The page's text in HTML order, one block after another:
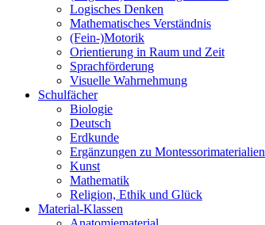
Logisches Denken
Mathematisches Verständnis
(Fein-)Motorik
Orientierung in Raum und Zeit
Sprachförderung
Visuelle Wahrnehmung
Schulfächer
Biologie
Deutsch
Erdkunde
Ergänzungen zu Montessorimaterialien
Kunst
Mathematik
Religion, Ethik und Glück
Material-Klassen